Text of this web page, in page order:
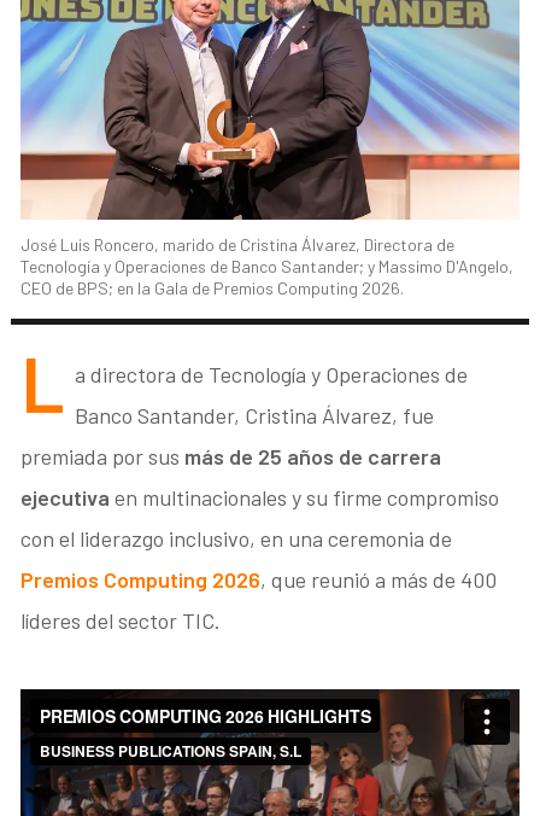
José Luis Roncero, marido de Cristina Álvarez, Directora de
Tecnología y Operaciones de Banco Santander; y Massimo D'Angelo,
CEO de BPS; en la Gala de Premios Computing 2026.
L a directora de Tecnología y Operaciones de
Banco Santander, Cristina Álvarez, fue
premiada por sus más de 25 años de carrera
ejecutiva en multinacionales y su firme compromiso
con el liderazgo inclusivo, en una ceremonia de
Premios Computing 2026, que reunió a más de 400
líderes del sector TIC.